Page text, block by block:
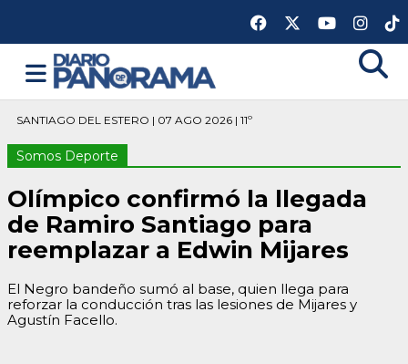
SANTIAGO DEL ESTERO | 07 AGO 2026 | 11º
Somos Deporte
Olímpico confirmó la llegada
de Ramiro Santiago para
reemplazar a Edwin Mijares
El Negro bandeño sumó al base, quien llega para
reforzar la conducción tras las lesiones de Mijares y
Agustín Facello.